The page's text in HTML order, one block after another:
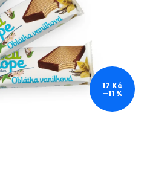
17 Kč
–11 %